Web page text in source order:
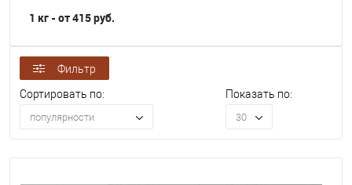
1 кг - от 415 руб.
Фильтр
Сортировать по:
популярности
Показать по:
30